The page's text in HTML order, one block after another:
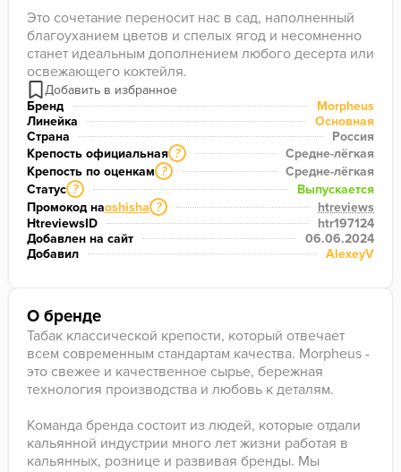
Это сочетание переносит нас в сад, наполненный
благоуханием цветов и спелых ягод и несомненно
станет идеальным дополнением любого десерта или
освежающего коктейля.
Бренд
Morpheus
Линейка
Основная
Страна
Россия
Крепость официальная ?
Средне-лёгкая
Крепость по оценкам ?
Средне-лёгкая
Статус ?
Выпускается
Промокод наoshisha ?
htreviews
HtreviewsID
htr197124
Добавлен на сайт
06.06.2024
Добавил
AlexeyV
О бренде
Табак классической крепости, который отвечает
всем современным стандартам качества. Morpheus -
это свежее и качественное сырье, бережная
технология производства и любовь к деталям.
Команда бренда состоит из людей, которые отдали
кальянной индустрии много лет жизни работая в
кальянных, рознице и развивая бренды. Мы